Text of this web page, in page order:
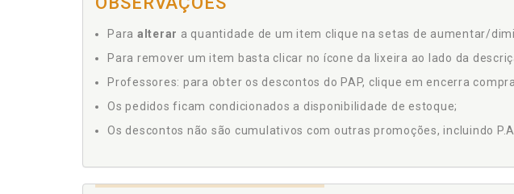
Para alterar a quantidade de um item clique na setas de aumentar/
Para remover um item basta clicar no ícone da lixeira ao lado da
Professores: para obter os descontos do PAP, clique em encerra
Os pedidos ficam condicionados a disponibilidade de estoque;
Os descontos não são cumulativos com outras promoções, incluindo